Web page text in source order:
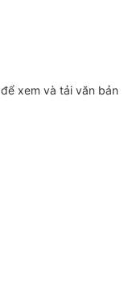
để xem và tải văn bản